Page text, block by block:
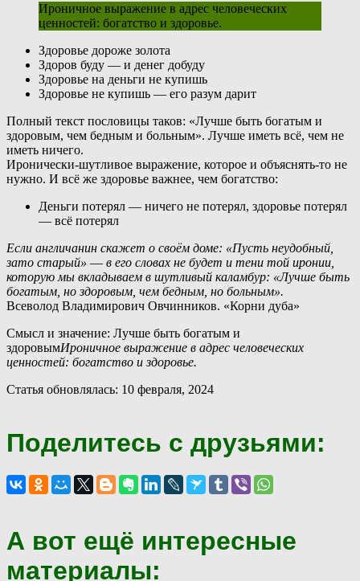
Ироничное выражение в адрес человеческих
ценностей: богатство и здоровье.
Здоровье дороже золота
Здоров буду — и денег добуду
Здоровье на деньги не купишь
Здоровье не купишь — его разум дарит
Полный текст пословицы таков: «Лучше быть богатым и
здоровым, чем бедным и больным». Лучше иметь всё, чем не
иметь ничего.
Иронически-шутливое выражение, которое и объяснять-то не
нужно. И всё же здоровье важнее, чем богатство:
Деньги потерял — ничего не потерял, здоровье потерял
— всё потерял
Если англичанин скажет о своём доме: «Пусть неудобный,
зато старый» ― в его словах не будет и тени той иронии,
которую мы вкладываем в шутливый каламбур: «Лучше быть
богатым, но здоровым, чем бедным, но больным».
Всеволод Владимирович Овчинников. «Корни дуба»
Смысл и значение: Лучше быть богатым и
здоровымИроничное выражение в адрес человеческих
ценностей: богатство и здоровье.
Статья обновлялась: 10 февраля, 2024
Поделитесь с друзьями:
А вот ещё интересные
материалы: